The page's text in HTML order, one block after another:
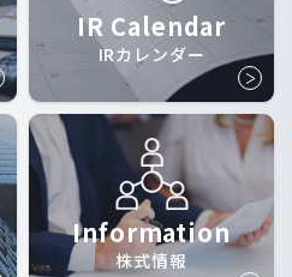
IR Calendar
IRカレンダー
Information
株式情報